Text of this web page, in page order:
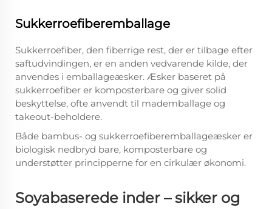
Sukkerroefiberemballage
Sukkerroefiber, den fiberrige rest, der er tilbage efter
saftudvindingen, er en anden vedvarende kilde, der
anvendes i emballageæsker. Æsker baseret på
sukkerroefiber er komposterbare og giver solid
beskyttelse, ofte anvendt til mademballage og
takeout-beholdere.
Både bambus- og sukkerroefiberemballageæsker er
biologisk nedbryd bare, komposterbare og
understøtter principperne for en cirkulær økonomi.
Soyabaserede inder – sikker og